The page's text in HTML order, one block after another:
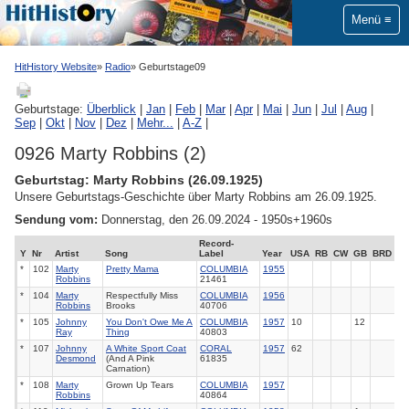
Menü
HitHistory Website Radio Geburtstage09
Geburtstage: Überblick Jan Feb Mar| Apr| Mai Jun Jul Aug
Sep
Okt Nov Dez Mehr... A-Z
0926 Marty Robbins (2)
Geburtstag: Marty Robbins (26.09.1925)
Unsere Geburtstags-Geschichte über Marty Robbins am 26.09.1925.
Sendung vom: Donnerstag, den 26.09.2024 - 1950s+1960s
Y Nr Artist Song
Record-
Label
Year USA RB CW GB
BRD
*
102
Marty
Robbins
Pretty Mama
COLUMBIA
21461
1955
* 104
Marty
Robbins
Respectfully Miss
Brooks
COLUMBIA
40706
1956
* 105
Johnny
Ray
You Don't Owe Me A
Thing
COLUMBIA
40803
1957 10 12
* 107
Johnny
Desmond
A White Sport Coat
(And A Pink
Carnation)
CORAL
61835
1957 62
* 108
Marty
Robbins
Grown Up Tears
COLUMBIA
40864
1957